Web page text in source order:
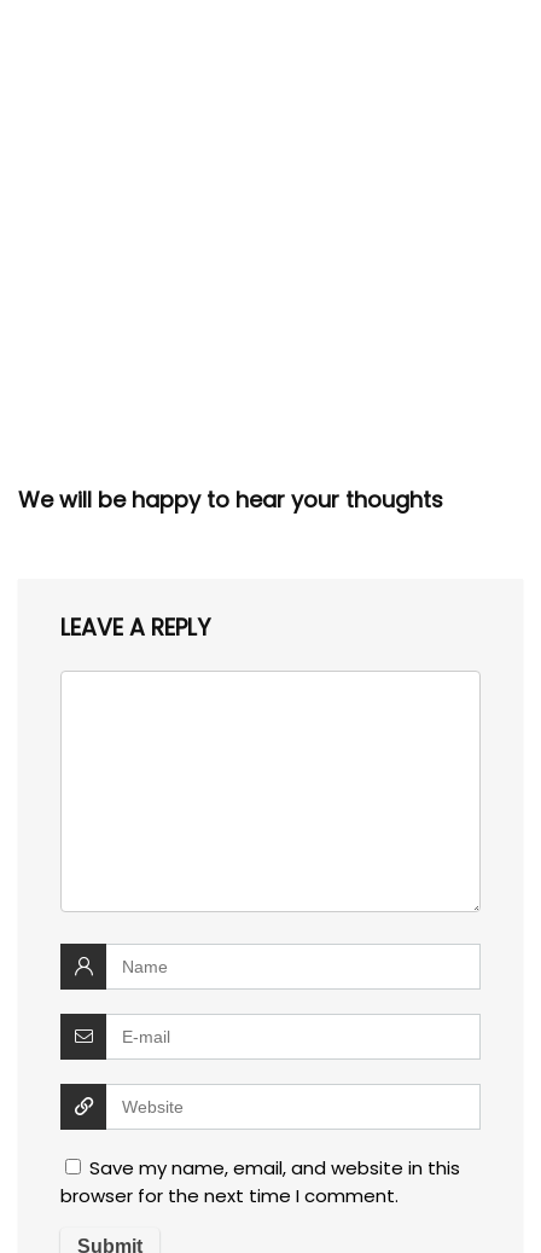
We will be happy to hear your thoughts
LEAVE A REPLY
Save my name, email, and website in this
browser for the next time I comment.